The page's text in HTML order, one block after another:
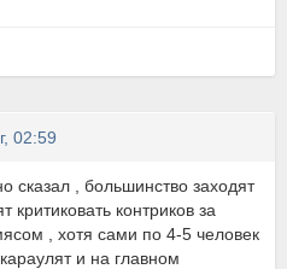
02:59
сказал , большинство заходят
критиковать контриков за
, хотя сами по 4-5 человек
и на главном